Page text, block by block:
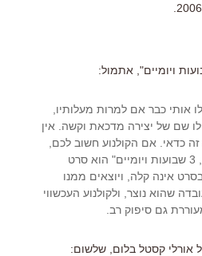
אותי כבר אם למרות מעלותיו,
שם של יצירה מדכאת וקשה. אין
כדאי. אם הקולנוע חשוב לכם,
והחיים גם כן, "4 חודשים, 3 שבועות ויומיים" הוא סרט
אינה קלה, ויוצאים ממנו
שהוא נוצר, ולקולנוע העכשווי
גם סיפוק רב.
אורלי קסטל בלום, שלשום: